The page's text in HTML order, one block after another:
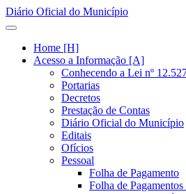
Diário Oficial do Município
Home [H]
Acesso a Informação [A]
Conhecendo a Lei nº
Portarias
Decretos
Prestação de Contas
Diário Oficial do Município
Editais
Ofícios
Pessoal
Folha de Pagamento
Folha de